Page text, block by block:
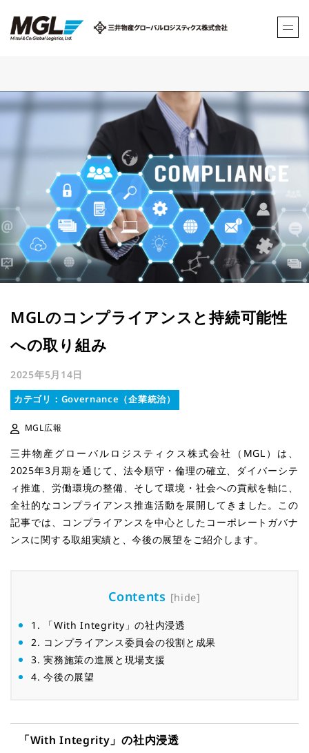
MGLのコンプライアンスと持続可能性
への取り組み
2025年5月14日
カテゴリ：Governance（企業統治）
MGL広報
三井物産グローバルロジスティクス株式会社（MGL）は、
2025年3月期を通じて、法令順守・倫理の確立、ダイバーシテ
ィ推進、労働環境の整備、そして環境・社会への貢献を軸に、
全社的なコンプライアンス推進活動を展開してきました。この
記事では、コンプライアンスを中心としたコーポレートガバナ
ンスに関する取組実績と、今後の展望をご紹介します。
Contents [hide]
1. 「With Integrity」の社内浸透
2. コンプライアンス委員会の役割と成果
3. 実務施策の進展と現場支援
4. 今後の展望
「With Integrity」の社内浸透